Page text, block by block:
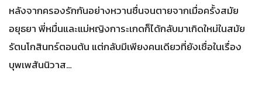
หลังจากครองรักกันอย่างหวานชื่นจนตายจากเมื่อครั้งสมัย
อยุธยา พี่หมื่นและแม่หญิงการะเกดก็ได้กลับมาเกิดใหม่ในสมัย
รัตนโกสินทร์ตอนต้น แต่กลับมีเพียงคนเดียวที่ยังเชื่อในเรื่อง
บุพเพสันนิวาส…